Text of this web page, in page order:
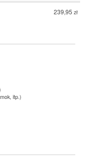
239,95 zł
itp.)